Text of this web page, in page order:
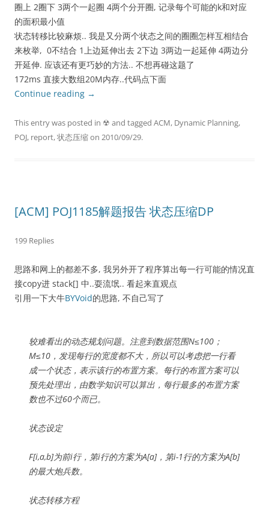
圈上 2圈下 3两个一起圈 4两个分开圈, 记录每个可能的k和对应
的面积最小值
状态转移比较麻烦.. 我是又分两个状态之间的圈圈怎样互相结合
来枚举, 0不结合 1上边延伸出去 2下边 3两边一起延伸 4两边分
开延伸. 应该还有更巧妙的方法.. 不想再碰这题了
172ms 直接大数组20M内存..代码点下面
Continue reading →
This entry was posted in ☢ and tagged ACM, Dynamic Planning,
POJ, report,状态压缩on 2010/09/29.
[ACM] POJ1185解题报告 状态压缩DP
199 Replies
思路和网上的都差不多, 我另外开了程序算出每一行可能的情况直
接copy进 stack[] 中..耍流氓.. 看起来直观点
引用一下大牛BYVoid的思路, 不自己写了
较难看出的动态规划问题。注意到数据范围N≤100；
M≤10，发现每行的宽度都不大，所以可以考虑把一行看
成一个状态，表示该行的布置方案。每行的布置方案可以
预先处理出，由数学知识可以算出，每行最多的布置方案
数也不过60个而已。
状态设定
F[i,a,b]为前i行，第i行的方案为A[a]，第i-1行的方案为A[b]
的最大炮兵数。
状态转移方程